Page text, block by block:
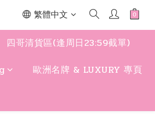
繁體中文
四哥清貨區(逢周日23:59截單)
歐洲名牌 & LUXURY 專頁